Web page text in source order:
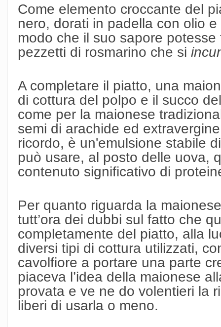
Come elemento croccante del
nero, dorati in padella con olio
modo che il suo sapore
pezzetti di rosmarino che si
A completare il piatto, una
di cottura del polpo e il succo
come per la maionese
semi di arachide ed
ricordo, è un'emulsione stabile
può usare, al posto delle uova,
contenuto significativo di
Per quanto riguarda la
tutt’ora dei dubbi sul fatto che
completamente del piatto, alla
diversi tipi di cottura utilizzati,
cavolfiore a portare una parte
piaceva l’idea della maionese
provata e ve ne do volentieri la
liberi di usarla o meno.